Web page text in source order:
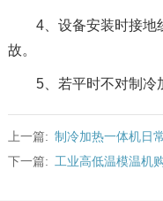
4、设备安装时接地
故。
5、若平时不对制冷
上一篇: 制冷加热一体机日
下一篇: 工业高低温模温机